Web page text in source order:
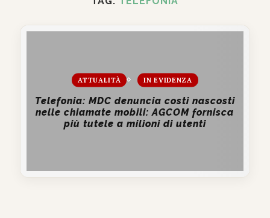
ATTUALITÀ IN EVIDENZA
Telefonia: MDC denuncia costi nascosti
nelle chiamate mobili: AGCOM fornisca
più tutele a milioni di utenti